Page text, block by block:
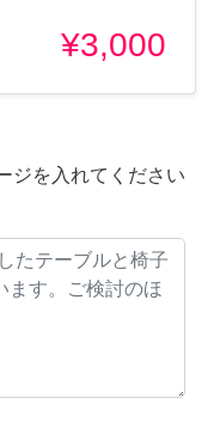
¥3,000
ジを入れてください